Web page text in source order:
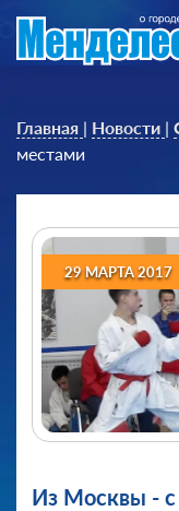
Главная | Новости |
местами
29 МАРТА 2017
Из Москвы -